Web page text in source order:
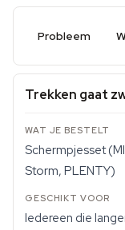
Probleem
Trekken gaat
Schermpjesset
Storm, PLENTY)
Iedereen die